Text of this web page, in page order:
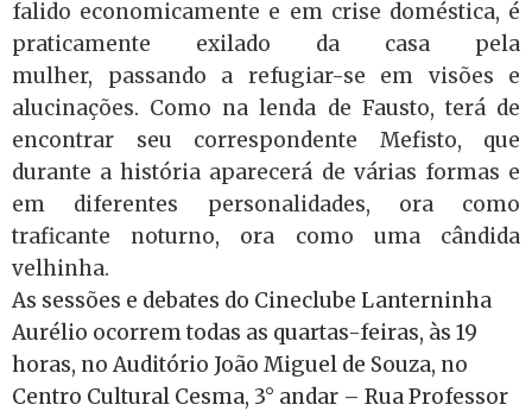
falido economicamente e em crise doméstica, é
praticamente exilado da casa pela
mulher, passando a refugiar-se em visões e
alucinações. Como na lenda de Fausto, terá de
encontrar seu correspondente Mefisto, que
durante a história aparecerá de várias formas e
em diferentes personalidades, ora como
traficante noturno, ora como uma cândida
velhinha.
As sessões e debates do Cineclube Lanterninha
Aurélio ocorrem todas as quartas-feiras, às 19
horas, no Auditório João Miguel de Souza, no
Centro Cultural Cesma, 3° andar – Rua Professor